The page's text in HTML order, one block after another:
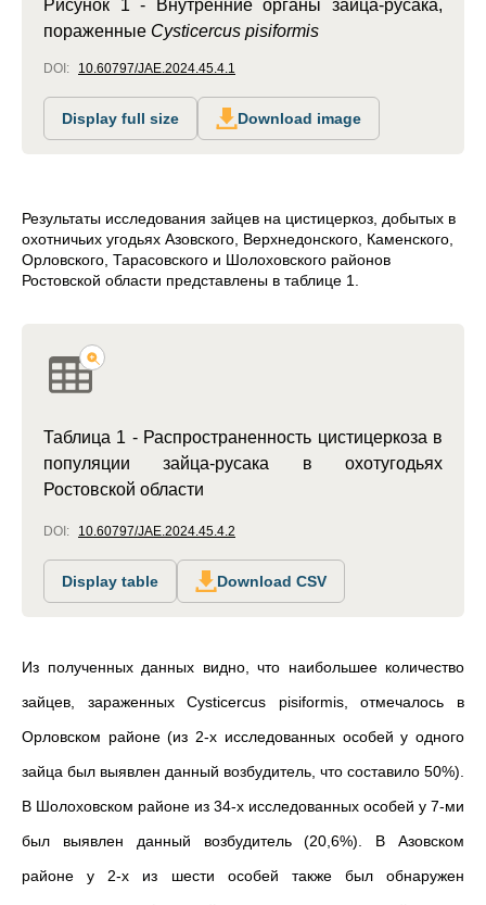
Рисунок 1 -
Внутренние органы зайца-русака,
пораженные Cysticercus pisiformis
DOI: 10.60797/JAE.2024.45.4.1
Display full size Download image
Результаты исследования зайцев на цистицеркоз, добытых в
охотничьих угодьях Азовского, Верхнедонского, Каменского,
Орловского, Тарасовского и Шолоховского районов
Ростовской области представлены в таблице 1.
Таблица 1 - Распространенность цистицеркоза в
популяции зайца-русака в охотугодьях
Ростовской области
DOI: 10.60797/JAE.2024.45.4.2
Display table Download CSV
Из полученных данных видно, что наибольшее количество
зайцев, зараженных Cysticercus pisiformis, отмечалось в
Орловском районе (из 2-х исследованных особей у одного
зайца был выявлен данный возбудитель, что составило 50%).
В Шолоховском районе из 34-х исследованных особей у 7-ми
был выявлен данный возбудитель (20,6%). В Азовском
районе у 2-х из шести особей также был обнаружен